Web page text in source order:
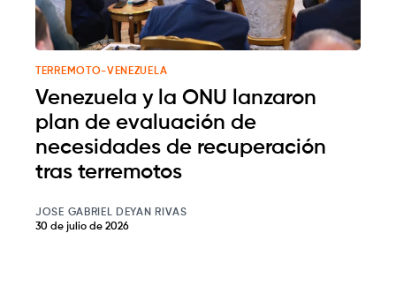
TERREMOTO-VENEZUELA
Venezuela y la ONU lanzaron
plan de evaluación de
necesidades de recuperación
tras terremotos
JOSE GABRIEL DEYAN RIVAS
30 de julio de 2026